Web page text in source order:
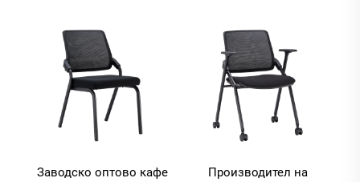
средна облегалка и
лумбална опора,
сгъваем стол за
ученически стол с
таблет за писане
конференции,
мрежови офисни,
обучение и
ученически столове с
писална доска
Заводско оптово кафе
Производител на